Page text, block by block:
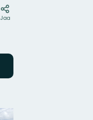
Jaa